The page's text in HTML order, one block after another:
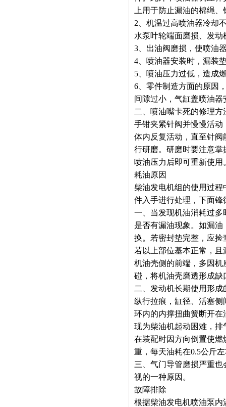
上用于防止漏油的棉绳
2、机温过高喷油器冷却
水泵叶轮端面磨损、发
3、出油阀磨损，使喷油
4、喷油器安装时，漏装
5、喷油压力过低，造成
6、零件制造方面的原因
间隙过小，气缸盖喷油
二、喷油嘴卡死的修理
手钳夹紧针阀并慢慢活
体内反复活动，直至针
行研磨。研磨时要注意
喷油压力后即可重新使用
耗油原因
柴油发电机组的使用过
件入手进行处理，下面
一、当发现机油消耗过
是否有漏油现象。如漏
换。若密封垫完整，应
若以上部位基本正常，
机油壳侧的前端，多因
碰，将机油壳磨透形成缺
二、发动机长期使用形
纵行拉痕，缸径、活塞
环内的内撑扭曲簧断开
现为柴油机起动困难，
在装配时因方向倒置使
重，每天油耗在0.5公斤
三、气门导管磨损严重
视的一种原因。
故障排除
根据柴油发电机喷油泵